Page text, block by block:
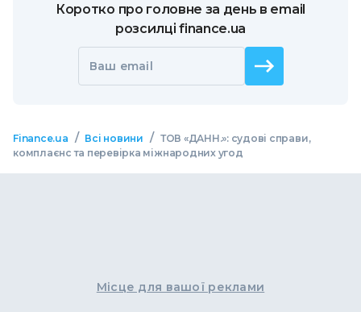
Коротко про головне за день в email
розсилці finance.ua
Ваш email
Finance.ua / Всі новини / ТОВ «ДАНН.»: судові справи,
комплаєнс та перевірка міжнародних угод
Місце для вашої реклами